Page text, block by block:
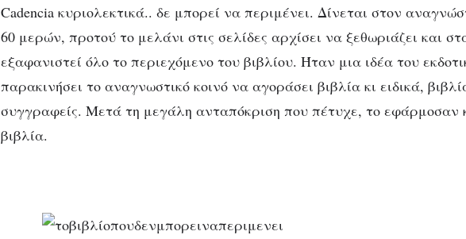
Cadencia κυριολεκτικά.. δε μπορεί να περιμένει. Δίνεται στον
60 μερών, προτού το μελάνι στις σελίδες αρχίσει να ξεθωριάζει και
εξαφανιστεί όλο το περιεχόμενο του βιβλίου. Ήταν μια ιδέα του
παρακινήσει το αναγνωστικό κοινό να αγοράσει βιβλία κι ειδικά,
συγγραφείς. Μετά τη μεγάλη ανταπόκριση που πέτυχε, το εφάρμοσαν
βιβλία.